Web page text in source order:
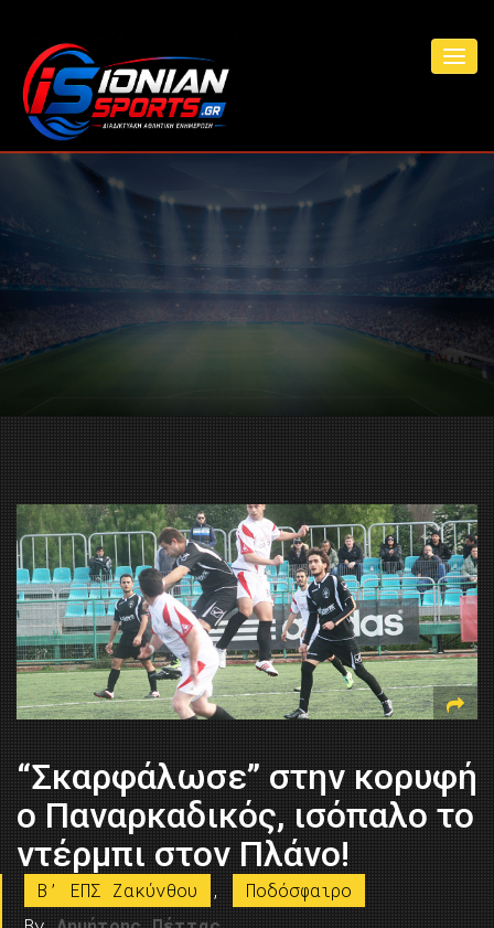
“Σκαρφάλωσε” στην κορυφή
ο Παναρκαδικός, ισόπαλο το
ντέρμπι στον Πλάνο!
B’ ΕΠΣ Ζακύνθου ,
Ποδόσφαιρο